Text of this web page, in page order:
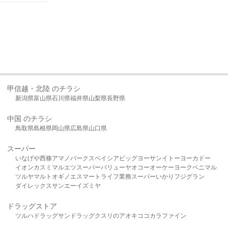
甲信越・北陸 のチラシ
新潟県富山県石川県福井県山梨県長野県
中国 のチラシ
鳥取県島根県岡山県広島県山口県
スーパー
いなげや西條アマノパークスベイシア ビッグヨーサンイトーヨーカドー
イオンカスミ マルエツスーパーバリューヤオコーオーケー ヨークベニマル
ツルヤマルト オギノ エスマート ライフ業務スーパーいかり フジグラン
ダイレックスサンエーイズミヤ
ドラッグストア
ツルハドラッグサンドラッグクスリのアオキ ココカラファイン